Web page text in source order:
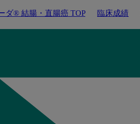
ダ® 結腸・直腸癌 TOP 臨床成績